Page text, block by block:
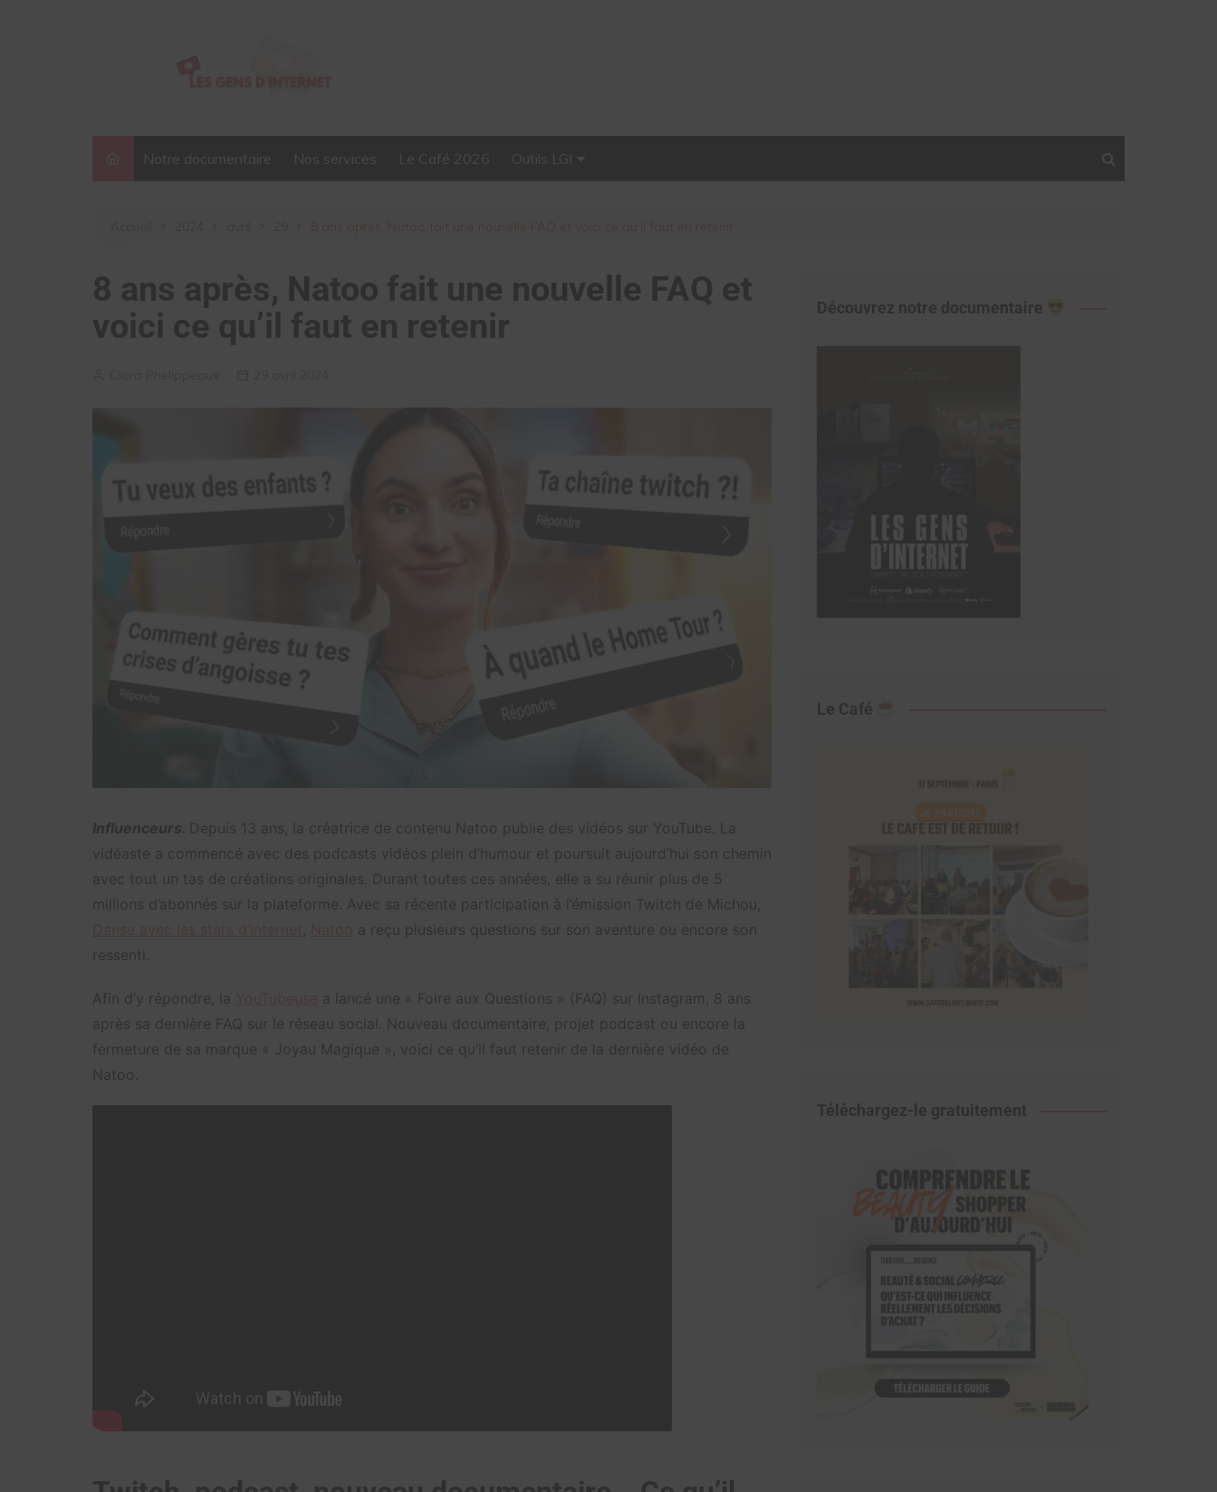
Notre documentaire Nos services Le Café 2026 Outils LGI
8 ans après, Natoo fait une nouvelle FAQ et
voici ce qu’il faut en retenir
Influenceurs. Depuis 13 ans, la créatrice de contenu Natoo publie des vidéos sur YouTube. La
vidéaste a commencé avec des podcasts vidéos plein d’humour et poursuit aujourd’hui son chemin
avec tout un tas de créations originales. Durant toutes ces années, elle a su réunir plus de 5
millions d’abonnés sur la plateforme. Avec sa récente participation à l’émission Twitch de Michou,
a reçu plusieurs questions sur son aventure ou encore son
ressenti.
Afin d’y répondre, la
a lancé une « Foire aux Questions » (FAQ) sur Instagram, 8 ans
après sa dernière FAQ sur le réseau social. Nouveau documentaire, projet podcast ou encore la
fermeture de sa marque « Joyau Magique », voici ce qu’il faut retenir de la dernière vidéo de
Natoo.
Découvrez notre documentaire
Le Café
Téléchargez-le gratuitement